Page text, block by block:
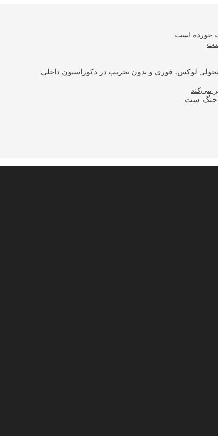
خورده است
تحولی لوکس، فوری و بدون تخریب در دکوراسیون داخلی
می‌کند
است